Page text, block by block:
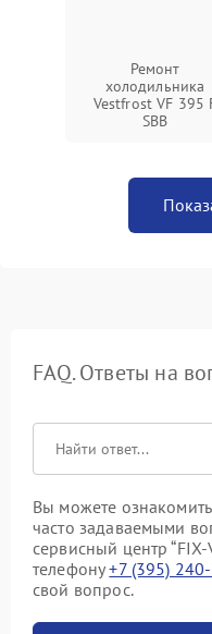
Ремонт
холодильника
Vestfrost VF 395
SBB
FAQ. Ответы на
Вы можете
часто задаваемыми
сервисный центр
телефону+7 (395)
свой вопрос.